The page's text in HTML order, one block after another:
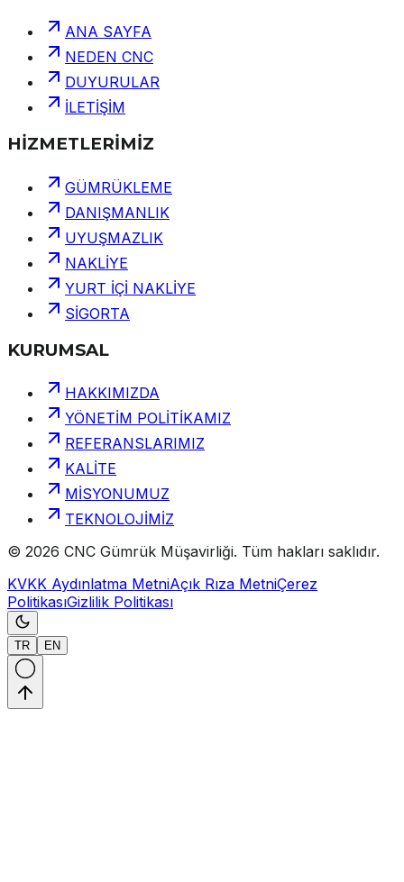
ANA SAYFA
NEDEN CNC
DUYURULAR
İLETİŞİM
HİZMETLERİMİZ
GÜMRÜKLEME
DANIŞMANLIK
UYUŞMAZLIK
NAKLİYE
YURT İÇİ NAKLİYE
SİGORTA
KURUMSAL
HAKKIMIZDA
YÖNETİM POLİTİKAMIZ
REFERANSLARIMIZ
KALİTE
MİSYONUMUZ
TEKNOLOJİMİZ
© 2026 CNC Gümrük Müşavirliği. Tüm hakları saklıdır.
KVKK Aydınlatma MetniAçık Rıza MetniÇerez
PolitikasıGizlilik Politikası
TR EN